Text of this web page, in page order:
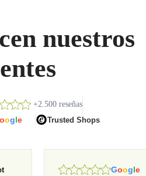
nuestros
+2.500 reseñas
oogle Trusted Shops
Google